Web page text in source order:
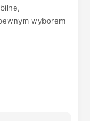
wyborem